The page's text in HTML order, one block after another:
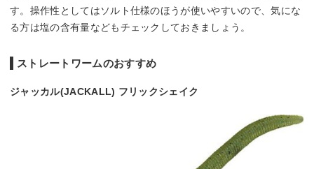
す。操作性としてはソルト仕様のほうが使いやすいので、気にな
る方は塩の含有量などもチェックしておきましょう。
ストレートワームのおすすめ
ジャッカル(JACKALL) フリックシェイク